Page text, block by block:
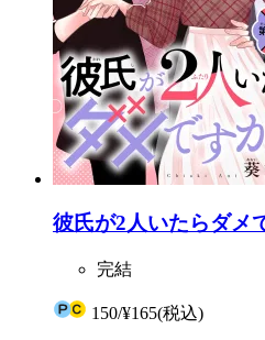
彼氏が2人いたらダメ
完結
150/¥165(税込)